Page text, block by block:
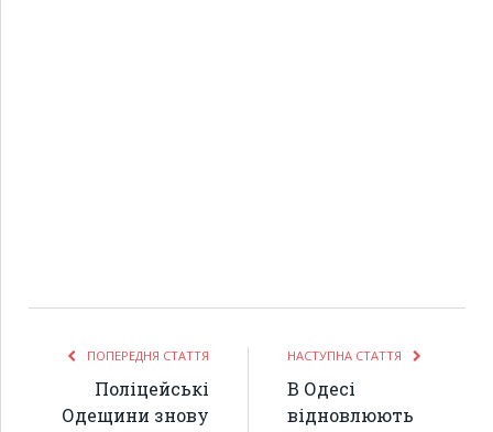
ПОПЕРЕДНЯ СТАТТЯ
Поліцейські
Одещини знову
НАСТУПНА СТАТТЯ
В Одесі
відновлюють